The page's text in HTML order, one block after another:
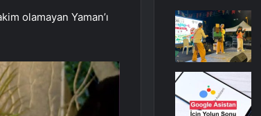
olamayan Yaman’ı